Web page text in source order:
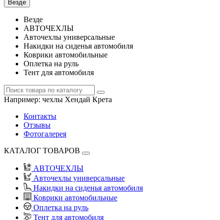
Везде
Везде
АВТОЧЕХЛЫ
Авточехлы универсальные
Накидки на сиденья автомобиля
Коврики автомобильные
Оплетка на руль
Тент для автомобиля
Например: чехлы Хендай Крета
Контакты
Отзывы
Фотогалерея
КАТАЛОГ ТОВАРОВ
АВТОЧЕХЛЫ
Авточехлы универсальные
Накидки на сиденья автомобиля
Коврики автомобильные
Оплетка на руль
Тент для автомобиля